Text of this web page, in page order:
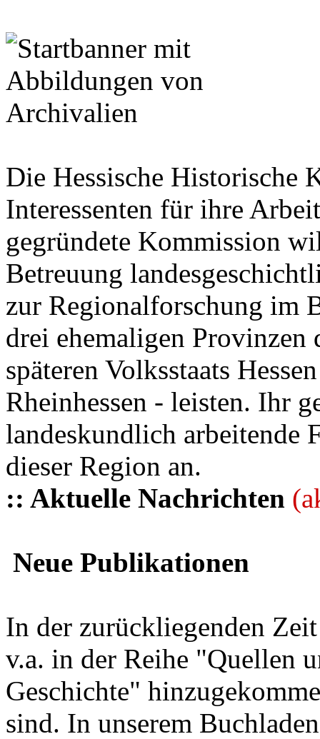
Die Hessische Historische
Interessenten für ihre
gegründete Kommission
Betreuung
zur Regionalforschung im
drei ehemaligen Provinzen
späteren Volksstaats
Rheinhessen - leisten. Ihr
landeskundlich arbeitende
dieser Region an.
:: Aktuelle Nachrichten
Neue Publikationen
In der zurückliegenden
v.a. in der Reihe "Quellen
Geschichte"
sind. In unserem